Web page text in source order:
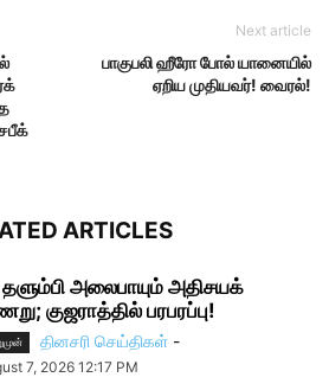
Next article
பாகுபலி ஹீரோ போல் யானையில்
ஏறிய முதியவர்! வைரல்!
ARTICLES
தளும்பி அலைபாயும் அதிசயக்
குஜராத்தில் பரபரப்பு!
தினசரி செய்திகள் -
7, 2026 12:17 PM